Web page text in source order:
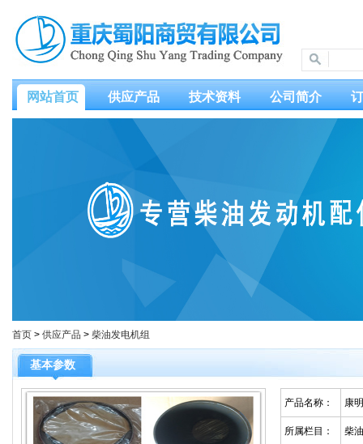
网站首页 供应产品 技术资料 公司简介
首页 > 供应产品 > 柴油发电机组
基本参数
产品名称： 康
所属栏目： 柴